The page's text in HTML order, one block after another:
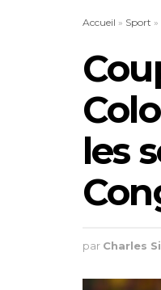
Accueil » Sport »
les
par Charles